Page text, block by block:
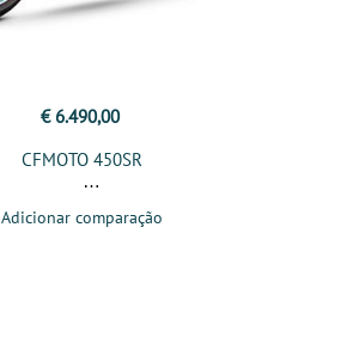
€ 6.490,00
CFMOTO 450SR
Adicionar comparação